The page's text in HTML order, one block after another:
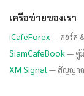
เครือข่ายของเรา
iCafeForex— คอร์ส
SiamCafeBook— คู่
XM Signal — สัญญาณ